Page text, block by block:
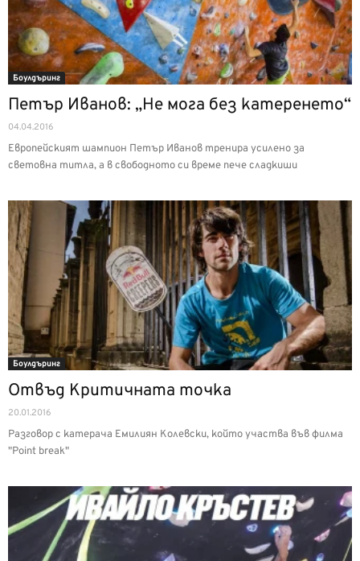
Боулдъринг
Петър Иванов: „Не мога без катеренето“
04.04.2016
Европейският шампион Петър Иванов тренира усилено за
световна титла, а в свободното си време пече сладкиши
Боулдъринг
Отвъд Критичната точка
20.01.2016
Разговор с катерача Емилиян Колевски, който участва във филма
"Point break"